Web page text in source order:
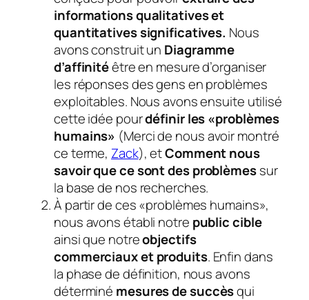
informations qualitatives et
quantitatives significatives. Nous
avons construit un Diagramme
d’affinitéêtre en mesure d’organiser
les réponses des gens en problèmes
exploitables. Nous avons ensuite utilisé
cette idée pourdéfinir les «problèmes
humains» (Merci de nous avoir montré
ce terme, Zack), etComment nous
savoirque ce sont des problèmessur
la base de nos recherches.
À partir de ces «problèmes humains»,
nous avons établi notre public cible
ainsi que notreobjectifs
commerciaux et produits. Enfin dans
la phase de définition, nous avons
déterminé mesures de succèsqui